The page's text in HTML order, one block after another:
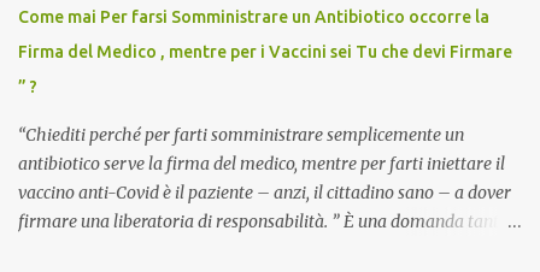
Come mai Per farsi Somministrare un Antibiotico occorre la
Firma del Medico , mentre per i Vaccini sei Tu che devi Firmare
” ?
“Chiediti perché per farti somministrare semplicemente un
antibiotico serve la firma del medico, mentre per farti iniettare il
vaccino anti-Covid è il paziente – anzi, il cittadino sano – a dover
firmare una liberatoria di responsabilità. ” È una domanda tanto